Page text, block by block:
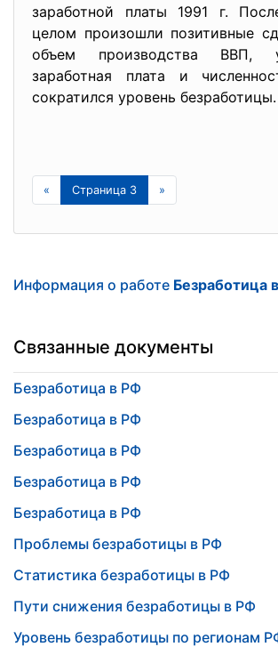
заработной платы 1991 г.
целом произошли позитивные
объем производства ВВП,
заработная плата и
сократился уровень безработицы.
« Страница 3 »
Информация о работе Безработица
Связанные документы
Безработица в РФ
Безработица в РФ
Безработица в РФ
Безработица в РФ
Безработица в РФ
Проблемы безработицы в РФ
Статистика безработицы в РФ
Пути снижения безработицы в РФ
Уровень безработицы по регионам